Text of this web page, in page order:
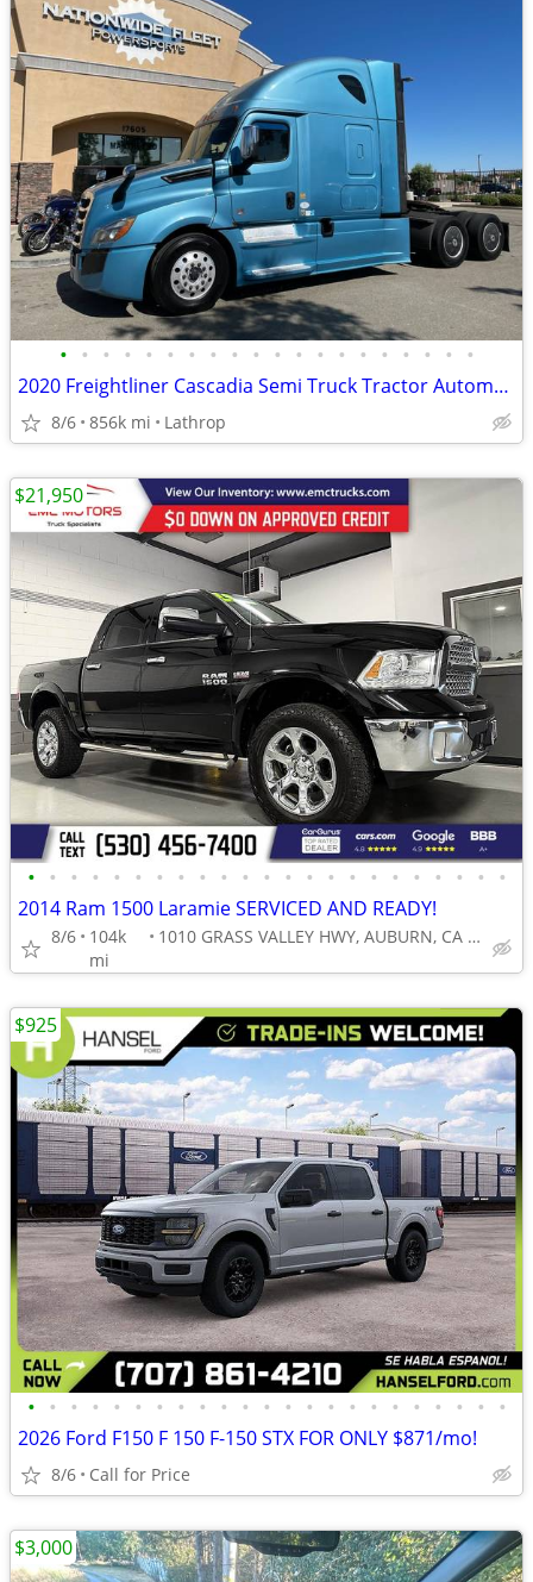
• • • • • • • • • • • • • • • • • • • •
2020 Freightliner Cascadia Semi Truck Tractor Automatic 505 HP Sleeper
8/6 856k mi Lathrop
• • • • • • • • • • • • • • • • • • • • • • •
2014 Ram 1500 Laramie SERVICED AND READY!
8/6
104k
mi
1010 GRASS VALLEY HWY, AUBURN, CA 95603
$21,950
• • • • • • • • • • • • • • • • • • • • • • •
2026 Ford F150 F 150 F-150 STX FOR ONLY $871/mo!
8/6 Call for Price
$925
$3,000